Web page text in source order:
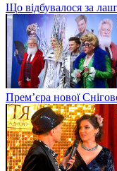
Що відбувалося за
Прем’єра нової